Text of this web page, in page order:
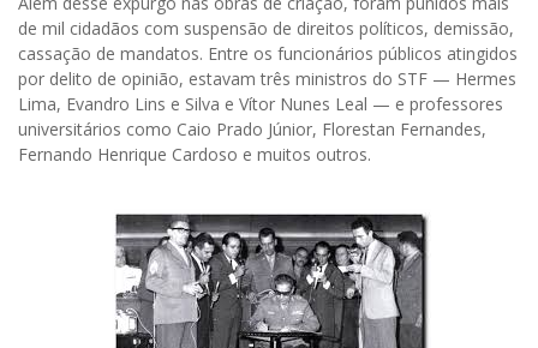
de mil cidadãos com suspensão de direitos políticos, demissão,
cassação de mandatos. Entre os funcionários públicos atingidos
por delito de opinião, estavam três ministros do STF — Hermes
Lima, Evandro Lins e Silva e Vítor Nunes Leal — e professores
universitários como Caio Prado Júnior, Florestan Fernandes,
Fernando Henrique Cardoso e muitos outros.